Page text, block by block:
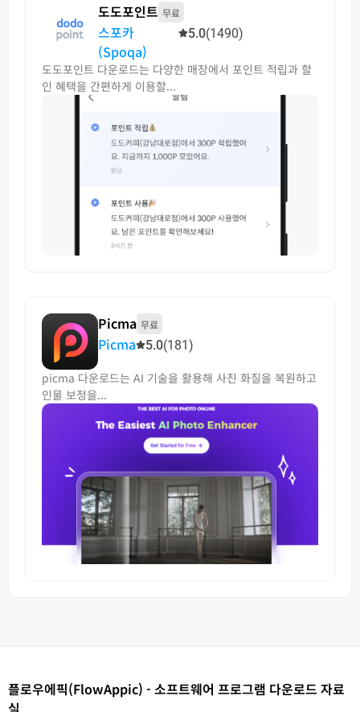
도도포인트 무료
스포카
(Spoqa)
5.0(1490)
도도포인트 다운로드는 다양한 매장에서 포인트 적립과 할
인 혜택을 간편하게 이용할...
Picma 무료
Picma 5.0(181)
picma 다운로드는 AI 기술을 활용해 사진 화질을 복원하고
인물 보정을...
플로우에픽(FlowAppic) - 소프트웨어 프로그램 다운로드 자료
실